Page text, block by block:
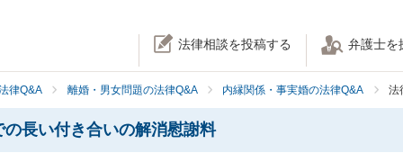
法律相談を投稿する 弁護士を
律Q&A 離婚・男女問題の法律Q&A 内縁関係・事実婚の法律Q&A 法
の長い付き合いの解消慰謝料